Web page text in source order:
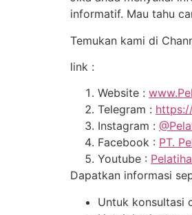
informatif. Mau tahu
Temukan kami di
link :
Website :
Telegram :
Instagram :
Facebook : PT.
Youtube :
Dapatkan informasi
Untuk konsultasi